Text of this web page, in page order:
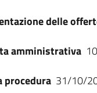
delle
amministrativa
procedura 31/10/